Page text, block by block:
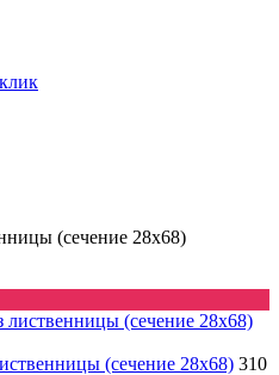
(сечение 28x68)
(сечение 28x68) 310